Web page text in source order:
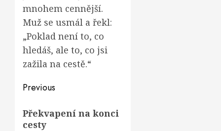
mnohem cennější.
Muž se usmál a řekl:
„Poklad není to, co
hledáš, ale to, co jsi
zažila na cestě.“
Post
navigation
Previous
post:
Překvapení na konci
cesty